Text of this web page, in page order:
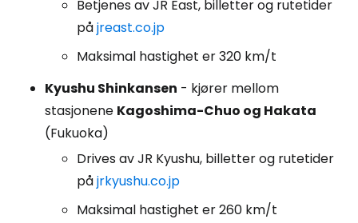
Betjenes av JR East, billetter og rutetider
påjreast.co.jp
Maksimal hastighet er 320 km/t
Kyushu Shinkansen - kjører mellom
stasjonene Kagoshima-Chuo og Hakata
(Fukuoka)
Drives av JR Kyushu, billetter og rutetider
påjrkyushu.co.jp
Maksimal hastighet er 260 km/t